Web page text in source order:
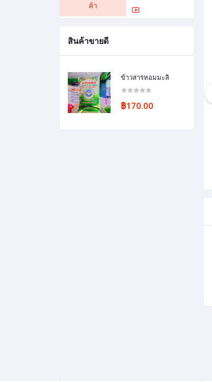
ค้า
สินค้าขายดี
ข้าวสารหอมมะลิ
฿170.00